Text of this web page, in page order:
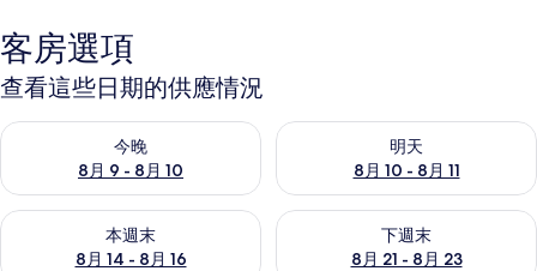
客房選項
查看這些日期的供應情況
今晚
8月 9 - 8月 10
查看今晚 (8月 9 - 8月 10) 的供應情況
明天
8月 10 - 8月 11
查看明天 (8月 10 - 8月 11) 的
本週末
8月 14 - 8月 16
查看本週末 (8月 14 - 8月 16) 的供應情況
下週末
8月 21 - 8月 23
查看下週末 (8月 21 - 8月 23)